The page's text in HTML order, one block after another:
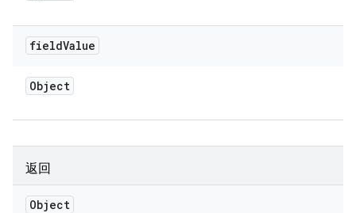
fieldValue
Object
返回
Object